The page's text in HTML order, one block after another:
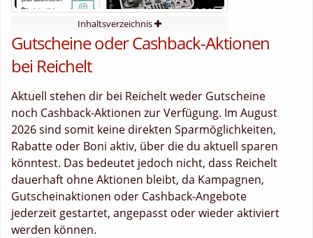
Inhaltsverzeichnis
Gutscheine oder Cashback-Aktionen
bei Reichelt
Aktuell stehen dir bei Reichelt weder Gutscheine
noch Cashback-Aktionen zur Verfügung. Im August
2026 sind somit keine direkten Sparmöglichkeiten,
Rabatte oder Boni aktiv, über die du aktuell sparen
könntest. Das bedeutet jedoch nicht, dass Reichelt
dauerhaft ohne Aktionen bleibt, da Kampagnen,
Gutscheinaktionen oder Cashback-Angebote
jederzeit gestartet, angepasst oder wieder aktiviert
werden können.